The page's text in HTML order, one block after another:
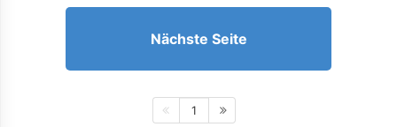
Nächste Seite
1